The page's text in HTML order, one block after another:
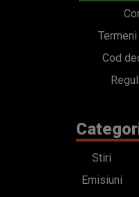
Cod
Stiri
Emisiuni